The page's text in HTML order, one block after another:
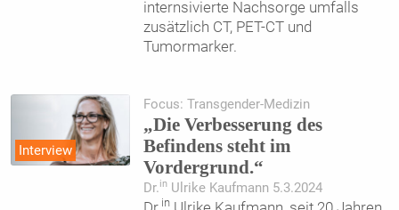
internsivierte Nachsorge umfalls
zusätzlich CT, PET-CT und
Tumormarker.
Interview
Focus: Transgender-Medizin
„Die Verbesserung des
Befindens steht im
Vordergrund.“
Dr. inUlrike Kaufmann 5.3.2024
in